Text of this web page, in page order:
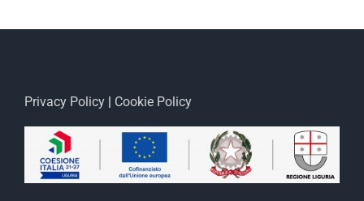
Privacy Policy | Cookie Policy